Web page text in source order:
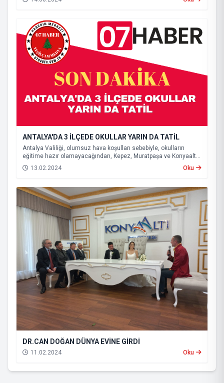
ANTALYA'DA 3 İLÇEDE OKULLAR YARIN DA TATİL
Antalya Valiliği, olumsuz hava koşulları sebebiyle, okulların
eğitime hazır olamayacağından, Kepez, Muratpaşa ve Konyaaltı
ilçelerinde eğitime yarın da ara verileceğini açıkladı.
13.02.2024 Oku
DR.CAN DOĞAN DÜNYA EVİNE GİRDİ
11.02.2024 Oku